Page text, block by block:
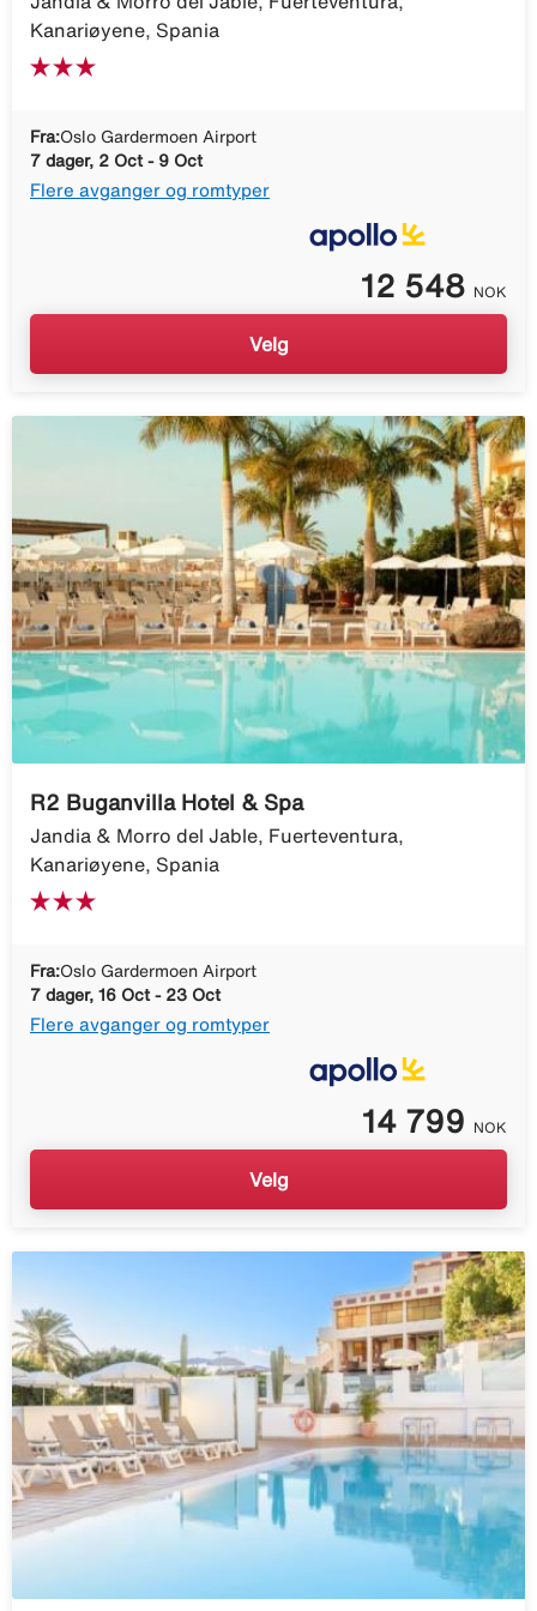
Kanariøyene, Spania
Fra:Oslo Gardermoen Airport
7 dager, 2 Oct - 9 Oct
Flere avganger og romtyper
12 548 NOK
Velg
R2 Buganvilla Hotel & Spa
Jandia & Morro del Jable, Fuerteventura,
Kanariøyene, Spania
Fra:Oslo Gardermoen Airport
7 dager, 16 Oct - 23 Oct
Flere avganger og romtyper
14 799 NOK
Velg